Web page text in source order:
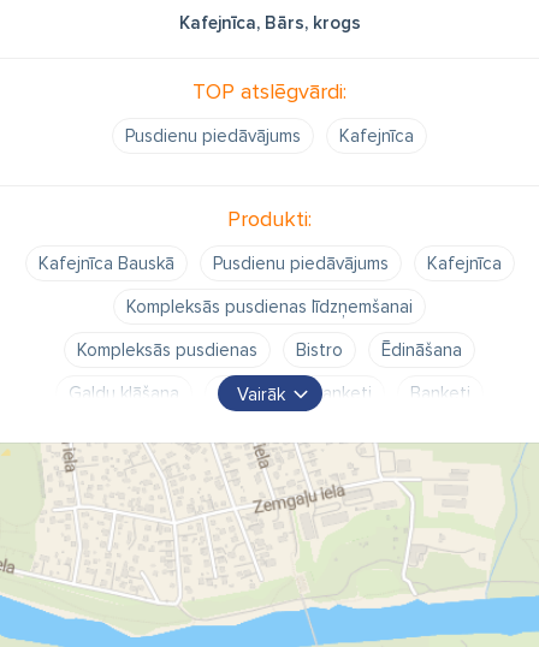
Kafejnīca, Bārs, krogs
TOP atslēgvārdi:
Pusdienu piedāvājums Kafejnīca
Produkti:
Kafejnīca Bauskā Pusdienu piedāvājums
Kafejnīca
Kompleksās pusdienas līdzņemšanai
Kompleksās pusdienas
Bistro
Ēdināšana
Galdu klāšana
Izbraukuma banketi
Banketi
Konditorejas izstrādājumi pēc pasūtījuma
Kliņģeri
kūkas
tortes kāzu tortes pīrāgi uzkodas
Vairāk